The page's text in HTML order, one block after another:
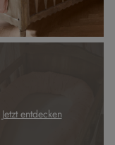
Jetzt entdecken